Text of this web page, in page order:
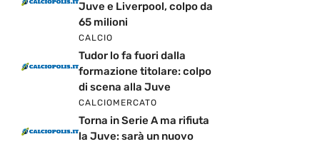
Juve e Liverpool, colpo da
65 milioni
CALCIO
Tudor lo fa fuori dalla
formazione titolare: colpo
di scena alla Juve
CALCIOMERCATO
Torna in Serie A ma rifiuta
la Juve: sarà un nuovo